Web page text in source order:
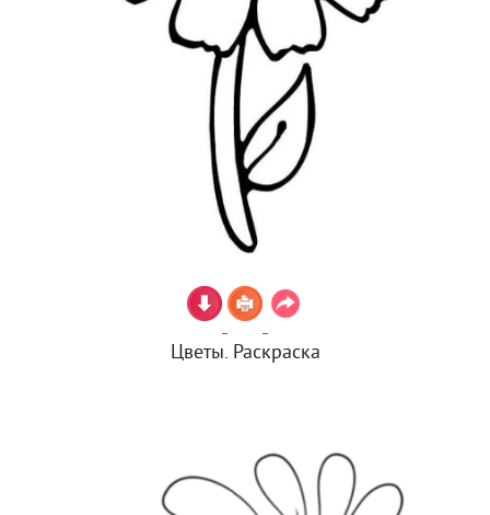
Цветы. Раскраска